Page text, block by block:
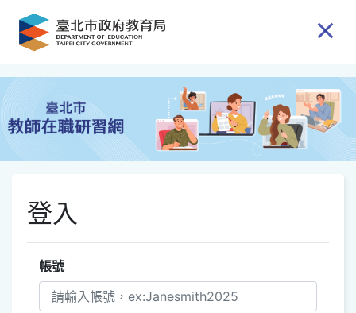
跳到主要內容
登入
帳號